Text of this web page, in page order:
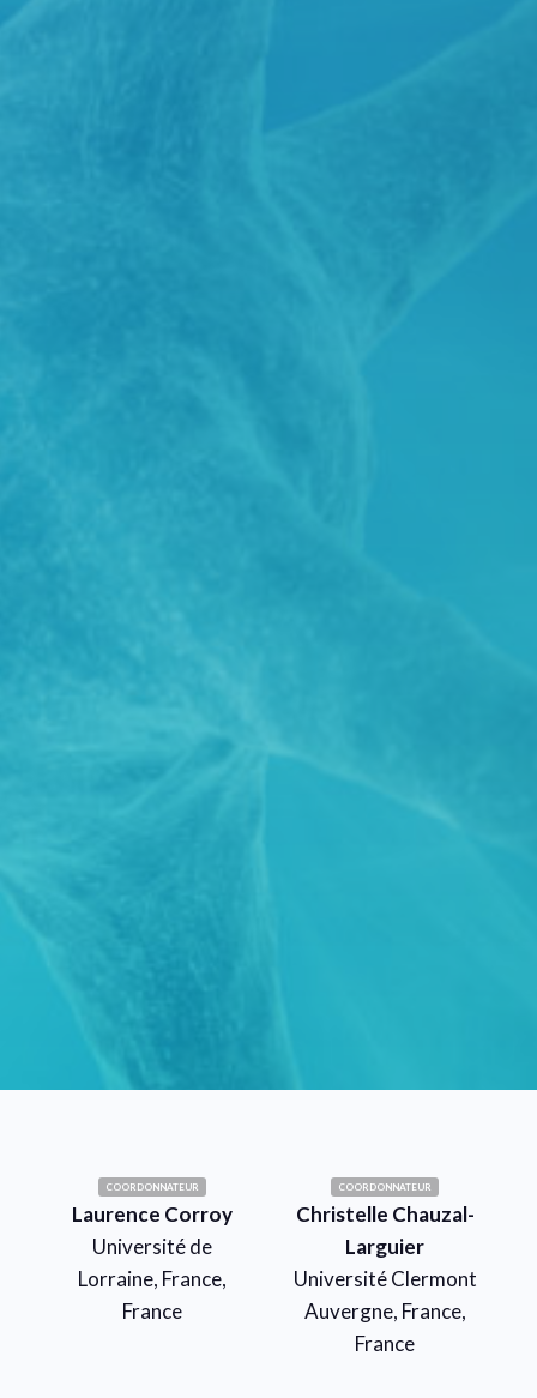
COORDONNATEUR
Laurence Corroy
Université de
Lorraine, France,
France
COORDONNATEUR
Christelle Chauzal-
Larguier
Université Clermont
Auvergne, France,
France